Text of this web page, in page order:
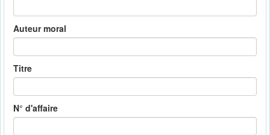
Auteur moral
Titre
N° d'affaire